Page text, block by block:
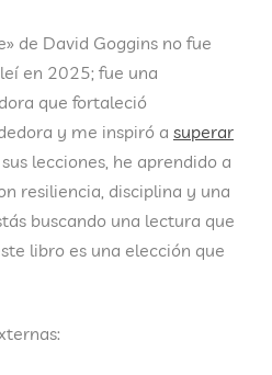
de David Goggins no fue
en 2025; fue una
que fortaleció
y me inspiró a superar
lecciones, he aprendido a
resiliencia, disciplina y una
buscando una lectura que
libro es una elección que